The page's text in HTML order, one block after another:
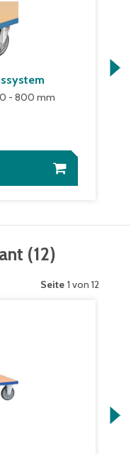
- 800 mm
(12)
Seite 1 von 12